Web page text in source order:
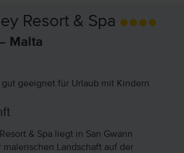
Resort & Spa
Malta
gut geeignet für Urlaub mit Kindern
& Spa liegt in San Gwann
Landschaft auf der